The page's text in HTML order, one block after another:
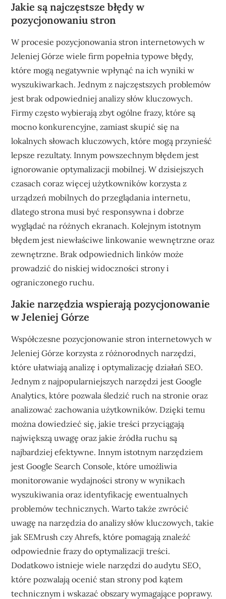
Jakie są najczęstsze błędy w
pozycjonowaniu stron
W procesie pozycjonowania stron internetowych w
Jeleniej Górze wiele firm popełnia typowe błędy,
które mogą negatywnie wpłynąć na ich wyniki w
wyszukiwarkach. Jednym z najczęstszych problemów
jest brak odpowiedniej analizy słów kluczowych.
Firmy często wybierają zbyt ogólne frazy, które są
mocno konkurencyjne, zamiast skupić się na
lokalnych słowach kluczowych, które mogą przynieść
lepsze rezultaty. Innym powszechnym błędem jest
ignorowanie optymalizacji mobilnej. W dzisiejszych
czasach coraz więcej użytkowników korzysta z
urządzeń mobilnych do przeglądania internetu,
dlatego strona musi być responsywna i dobrze
wyglądać na różnych ekranach. Kolejnym istotnym
błędem jest niewłaściwe linkowanie wewnętrzne oraz
zewnętrzne. Brak odpowiednich linków może
prowadzić do niskiej widoczności strony i
ograniczonego ruchu.
Jakie narzędzia wspierają pozycjonowanie
w Jeleniej Górze
Współczesne pozycjonowanie stron internetowych w
Jeleniej Górze korzysta z różnorodnych narzędzi,
które ułatwiają analizę i optymalizację działań SEO.
Jednym z najpopularniejszych narzędzi jest Google
Analytics, które pozwala śledzić ruch na stronie oraz
analizować zachowania użytkowników. Dzięki temu
można dowiedzieć się, jakie treści przyciągają
największą uwagę oraz jakie źródła ruchu są
najbardziej efektywne. Innym istotnym narzędziem
jest Google Search Console, które umożliwia
monitorowanie wydajności strony w wynikach
wyszukiwania oraz identyfikację ewentualnych
problemów technicznych. Warto także zwrócić
uwagę na narzędzia do analizy słów kluczowych, takie
jak SEMrush czy Ahrefs, które pomagają znaleźć
odpowiednie frazy do optymalizacji treści.
Dodatkowo istnieje wiele narzędzi do audytu SEO,
które pozwalają ocenić stan strony pod kątem
technicznym i wskazać obszary wymagające poprawy.